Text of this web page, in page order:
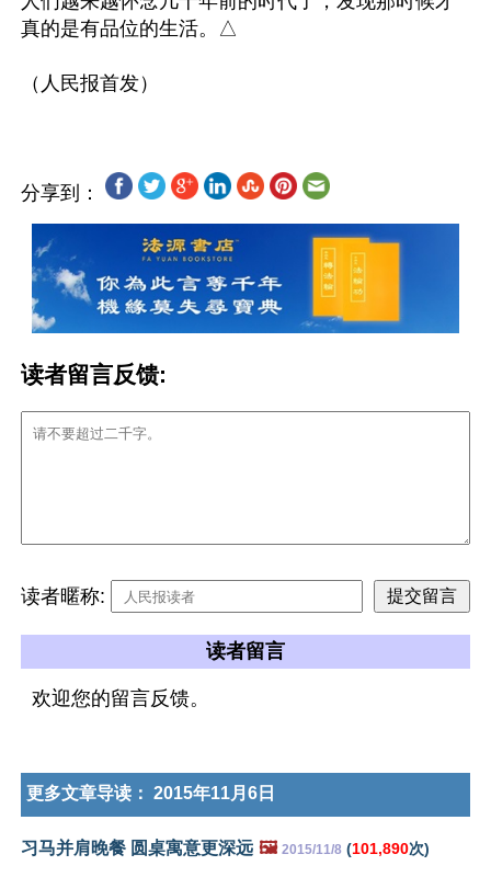
真的是有品位的生活。△
分享到：
读者留言反馈:
读者暱称:
读者留言
欢迎您的留言反馈。
更多文章导读： 2015年11月6日
习马并肩晚餐 圆桌寓意更深远 🖼️ 2015/11/8 (101,890次)